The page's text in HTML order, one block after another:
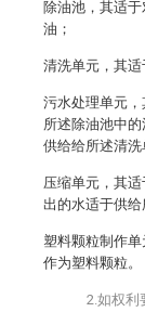
除油池，其适
油；
清洗单元，其适
污水处理单元
所述除油池中
供给给所述清洗
压缩单元，其
出的水适于供给
塑料颗粒制作
作为塑料颗粒。
2.如权利